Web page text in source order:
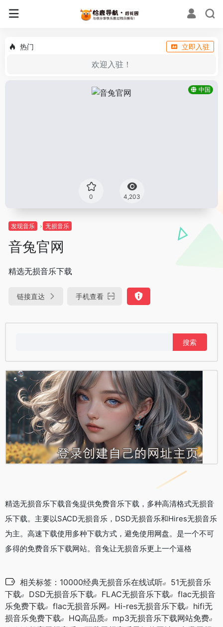
热门 立即入驻
欢迎入驻！
中国
0 4,203
发现音乐 无损音乐
音兔官网
精选无损音乐下载
链接直达 手机查看
精选无损音乐下载音兔提供免费音乐下载，多种高清格式无损音
乐下载。主要以SACD无损音乐，DSD无损音乐和Hires无损音乐
为主。高速下载使用多种下载方式，避免使用网盘。是一个不可
多得的免费音乐下载网站。音兔让无损音乐更上一个逼格
相关标签： 10000经典无损音乐在线试听
51无损音乐
下载
DSD无损音乐下载 FLAC无损音乐下载
flac无损音
乐免费下载
flac无损音乐网 Hi-res无损音乐下载
hifi无
损音乐免费下载
HQ高品质
mp3无损音乐下载网站免费